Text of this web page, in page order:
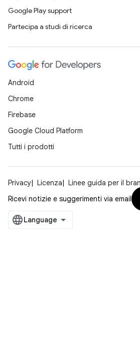
Google Play support
Partecipa a studi di ricerca
Android
Chrome
Firebase
Google Cloud Platform
Tutti i prodotti
Privacy Licenza Linee guida per il
Ricevi notizie e suggerimenti via email